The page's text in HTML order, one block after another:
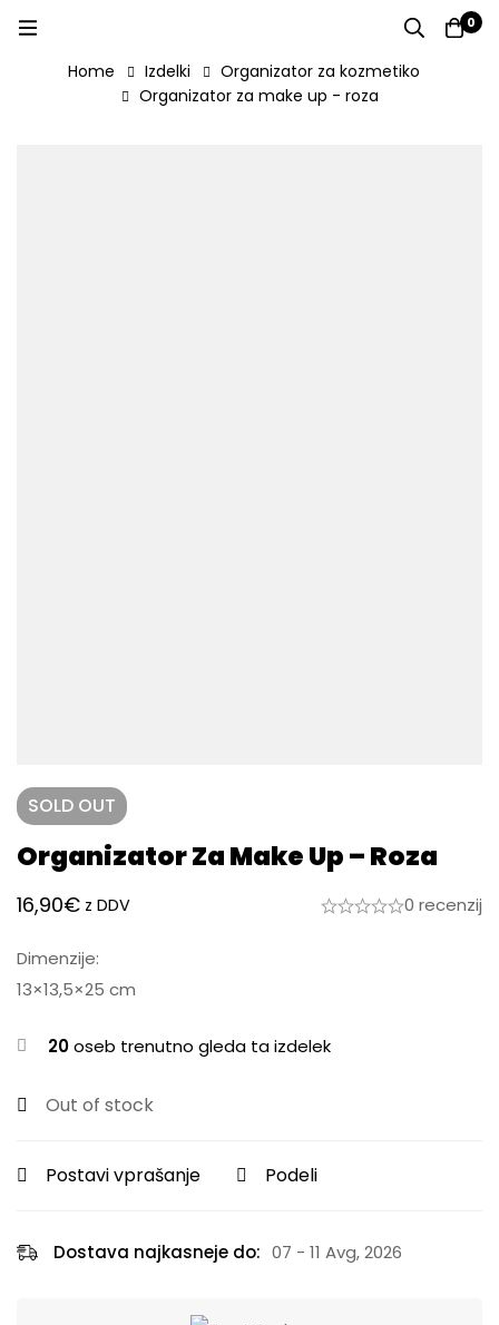
0
Home Izdelki
Organizator za kozmetiko
Organizator za make up - roza
SOLD OUT
Organizator Za Make Up – Roza
16,90€ z DDV 0 recenzij
Dimenzije:
13×13,5×25 cm
20oseb trenutno gleda ta izdelek
Out of stock
Postavi vprašanje Podeli
Dostava najkasneje do: 07 - 11 Avg, 2026